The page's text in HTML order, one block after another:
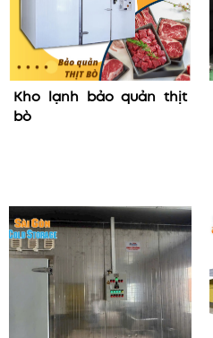
Kho lạnh bảo quản thịt
bò